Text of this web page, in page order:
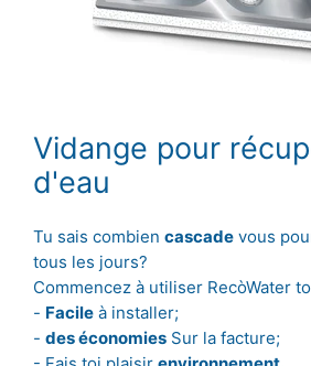
Vidange pour
d'eau
Tu sais combien cascade vous
tous les jours?
Commencez à utiliser RecòWater
- Facile à installer;
- des économies Sur la facture;